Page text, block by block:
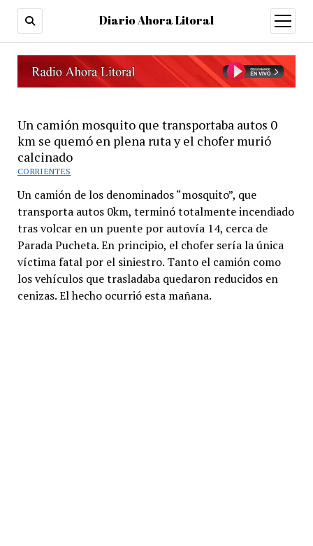
Diario Ahora Litoral
open
menu
Un camión mosquito que transportaba autos 0
km se quemó en plena ruta y el chofer murió
calcinado
CORRIENTES
Un camión de los denominados “mosquito”, que
transporta autos 0km, terminó totalmente incendiado
tras volcar en un puente por autovía 14, cerca de
Parada Pucheta. En principio, el chofer sería la única
víctima fatal por el siniestro. Tanto el camión como
los vehículos que trasladaba quedaron reducidos en
cenizas. El hecho ocurrió esta mañana.